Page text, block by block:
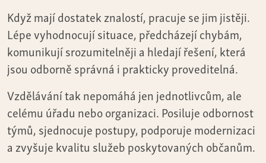
Když mají dostatek znalostí, pracuje se jim jistěji.
Lépe vyhodnocují situace, předcházejí chybám,
komunikují srozumitelněji a hledají řešení, která
jsou odborně správná i prakticky proveditelná.
Vzdělávání tak nepomáhá jen jednotlivcům, ale
celému úřadu nebo organizaci. Posiluje odbornost
týmů, sjednocuje postupy, podporuje modernizaci
a zvyšuje kvalitu služeb poskytovaných občanům.